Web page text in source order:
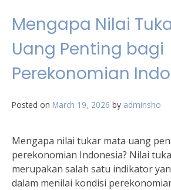
Mengapa Nilai
Uang Penting bagi
Perekonomian
Posted on March 19, 2026 by adminsho
Mengapa nilai tukar mata uang
perekonomian Indonesia? Nilai
merupakan salah satu indikator
dalam menilai kondisi